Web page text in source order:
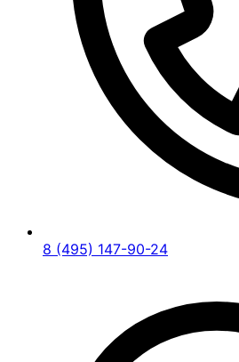
8 (495) 147-90-24